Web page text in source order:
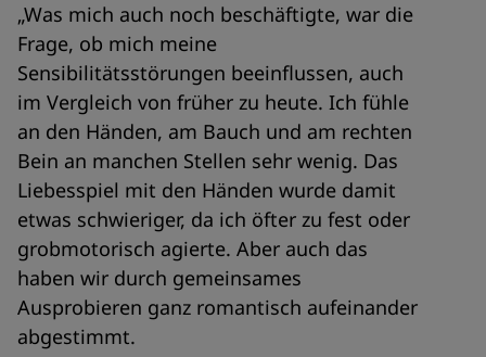
„Was mich auch noch beschäftigte, war die
Frage, ob mich meine
Sensibilitätsstörungen beeinflussen, auch
im Vergleich von früher zu heute. Ich fühle
an den Händen, am Bauch und am rechten
Bein an manchen Stellen sehr wenig. Das
Liebesspiel mit den Händen wurde damit
etwas schwieriger, da ich öfter zu fest oder
grobmotorisch agierte. Aber auch das
haben wir durch gemeinsames
Ausprobieren ganz romantisch aufeinander
abgestimmt.